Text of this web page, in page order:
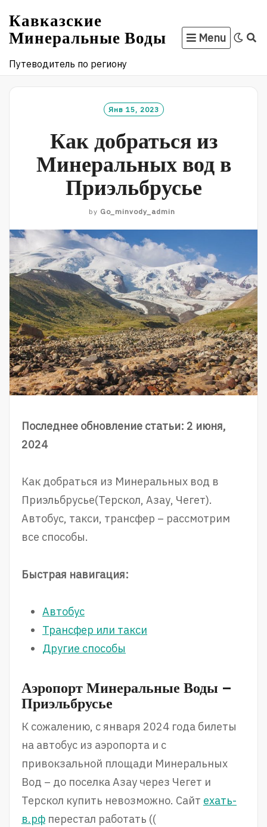
to
content
Кавказские
Минеральные Воды
Путеводитель по региону
Menu
Янв 15, 2023
Как добраться из
Минеральных вод в
Приэльбрусье
by Go_minvody_admin
Последнее обновление статьи: 2 июня,
2024
Как добраться из Минеральных вод в
Приэльбрусье(Терскол, Азау, Чегет).
Автобус, такси, трансфер – рассмотрим
все способы.
Быстрая навигация:
Автобус
Трансфер или такси
Другие способы
Аэропорт Минеральные Воды –
Приэльбрусье
К сожалению, с января 2024 года билеты
на автобус из аэропорта и с
привокзальной площади Минеральных
Вод – до поселка Азау через Чегет и
Терскол купить невозможно. Сайт ехать-
в.рф перестал работать ((